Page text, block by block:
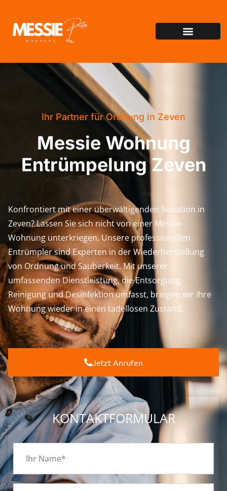
Ihr Partner für Ordnung in Zeven
Messie Wohnung
Entrümpelung Zeven
Konfrontiert mit einer überwältigenden Situation in
Zeven? Lassen Sie sich nicht von einer Messie-
Wohnung unterkriegen. Unsere professionellen
Entrümpler sind Experten in der Wiederherstellung
von Ordnung und Sauberkeit. Mit unserer
umfassenden Dienstleistung, die Entsorgung,
Reinigung und Desinfektion umfasst, bringen wir Ihre
Wohnung wieder in einen tadellosen Zustand.
Jetzt Anrufen
KONTAKTFORMULAR